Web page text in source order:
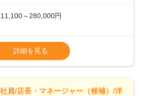
スフォーメーション）の取り組みを進
様な働き方を提供し、ライフステージ
時間や働きやすい環境を整えていま
～280,000円
代全額支給
に応じて応相談①ナショナル社員：月
円～②エリア社員 ：月給
詳細を見る
員/店長・マネージャー（候補）/洋